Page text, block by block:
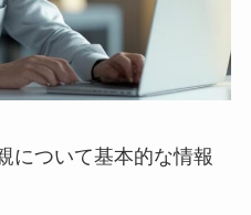
について基本的な情報